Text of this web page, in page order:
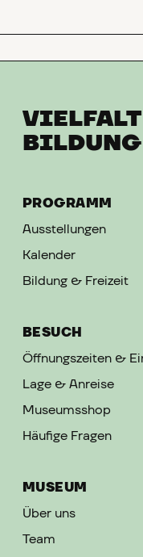
BILDUNG
PROGRAMM
Ausstellungen
Kalender
Bildung & Freizeit
BESUCH
Öffnungszeiten &
Lage & Anreise
Museumsshop
Häufige Fragen
MUSEUM
Über uns
Team